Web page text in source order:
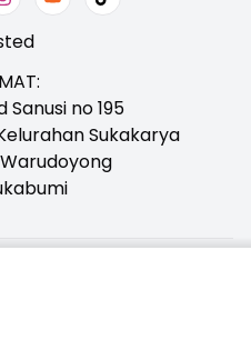
Sanusi no 195
Sukakarya